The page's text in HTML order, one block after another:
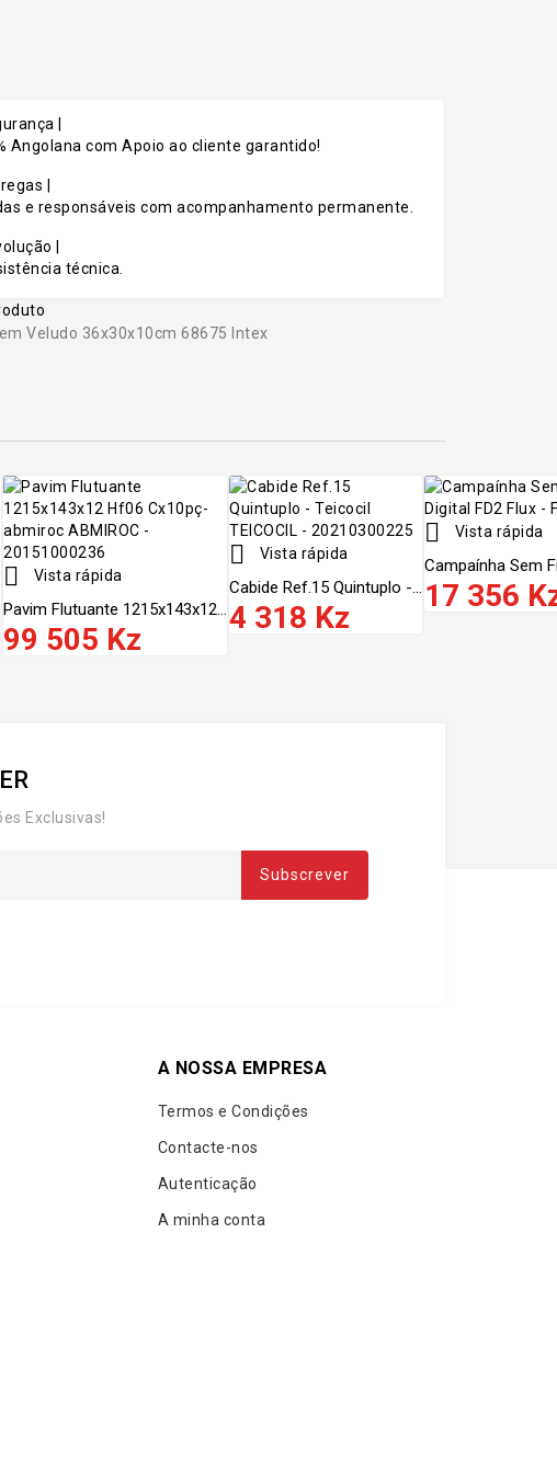
|
Angolana com Apoio ao cliente garantido!
|
e responsáveis com acompanhamento permanente.
|
técnica.
Veludo 36x30x10cm 68675 Intex
 Vista rápida
Pavim Flutuante 1215x143x12...
99 505 Kz
 Vista rápida
Cabide Ref.15 Quintuplo -...
4 318 Kz
 Vista rápida
Campaínha Sem
17 356
Exclusivas!
A NOSSA EMPRESA
Termos e Condições
Contacte-nos
Autenticação
A minha conta